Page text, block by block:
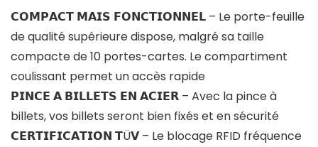
𝗖𝗢𝗠𝗣𝗔𝗖𝗧 𝗠𝗔𝗜𝗦 𝗙𝗢𝗡𝗖𝗧𝗜𝗢𝗡𝗡𝗘𝗟 – Le porte-feuille
de qualité supérieure dispose, malgré sa taille
compacte de 10 portes-cartes. Le compartiment
coulissant permet un accès rapide
𝗣𝗜𝗡𝗖𝗘 𝗔 𝗕𝗜𝗟𝗟𝗘𝗧𝗦 𝗘𝗡 𝗔𝗖𝗜𝗘𝗥 – Avec la pince à
billets, vos billets seront bien fixés et en sécurité
𝗖𝗘𝗥𝗧𝗜𝗙𝗜𝗖𝗔𝗧𝗜𝗢𝗡 𝗧Ü𝗩 – Le blocage RFID fréquence